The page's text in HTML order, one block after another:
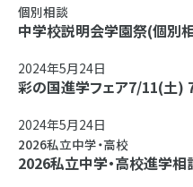
個別相談
中学校説明会学園祭(個別
2024年5月24日
彩の国進学フェア7/11(土)
2024年5月24日
2026私立中学・高校
2026私立中学・高校進学